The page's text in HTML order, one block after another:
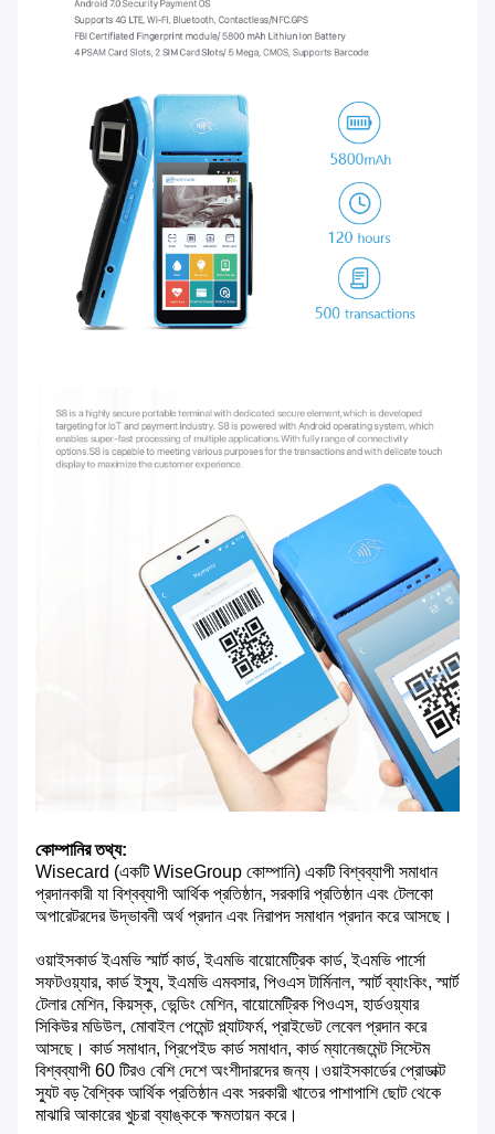
কোম্পানির তথ্য:
Wisecard (একটি WiseGroup কোম্পানি) একটি বিশ্বব্যাপী সমাধান
প্রদানকারী যা বিশ্বব্যাপী আর্থিক প্রতিষ্ঠান, সরকারি প্রতিষ্ঠান এবং টেলকো
অপারেটরদের উদ্ভাবনী অর্থ প্রদান এবং নিরাপদ সমাধান প্রদান করে আসছে।
ওয়াইসকার্ড ইএমভি স্মার্ট কার্ড, ইএমভি বায়োমেট্রিক কার্ড, ইএমভি পার্সো
সফটওয়্যার, কার্ড ইস্যু, ইএমভি এমবসার, পিওএস টার্মিনাল, স্মার্ট ব্যাংকিং, স্মার্ট
টেলার মেশিন, কিয়স্ক, ভেন্ডিং মেশিন, বায়োমেট্রিক পিওএস, হার্ডওয়্যার
সিকিউর মডিউল, মোবাইল পেমেন্ট প্ল্যাটফর্ম, প্রাইভেট লেবেল প্রদান করে
আসছে। কার্ড সমাধান, প্রিপেইড কার্ড সমাধান, কার্ড ম্যানেজমেন্ট সিস্টেম
বিশ্বব্যাপী 60 টিরও বেশি দেশে অংশীদারদের জন্য।ওয়াইসকার্ডের প্রোডাক্ট
স্যুট বড় বৈশ্বিক আর্থিক প্রতিষ্ঠান এবং সরকারী খাতের পাশাপাশি ছোট থেকে
মাঝারি আকারের খুচরা ব্যাঙ্ককে ক্ষমতায়ন করে।